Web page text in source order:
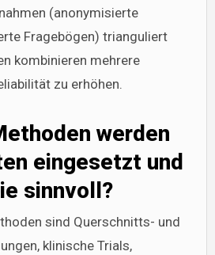
(anonymisierte
Fragebögen) trianguliert
kombinieren mehrere
zu erhöhen.
werden
eingesetzt und
sinnvoll?
sind Querschnitts- und
klinische Trials,